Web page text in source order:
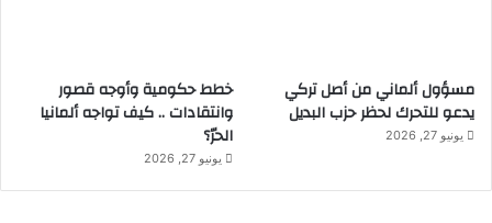
مسؤول ألماني من أصل تركي
يدعو للتحرك لحظر حزب البديل
يونيو 27, 2026
خطط حكومية وأوجه قصور
وانتقادات .. كيف تواجه ألمانيا
الحرّ؟
يونيو 27, 2026